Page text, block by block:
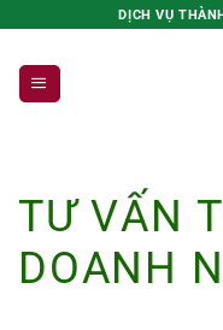
nội
dung
DỊCH VỤ
TƯ VẤN
DOANH